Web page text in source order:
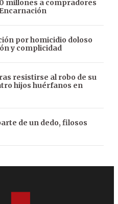
millones a compradores
por homicidio doloso
y complicidad
resistirse al robo de su
hijos huérfanos en
de un dedo, filosos